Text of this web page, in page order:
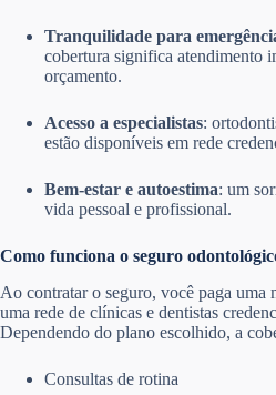
Tranquilidade para
cobertura significa atendimento
orçamento.
Acesso a especialistas:
estão disponíveis em rede
Bem-estar e autoestima: um
vida pessoal e profissional.
Como funciona o seguro
Ao contratar o seguro, você paga uma
uma rede de clínicas e dentistas
Dependendo do plano escolhido, a
Consultas de rotina